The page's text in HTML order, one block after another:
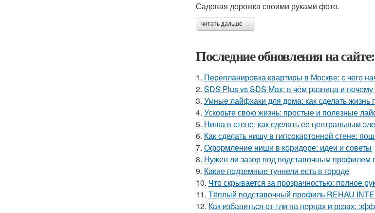
Садовая дорожка своими руками фото.
читать дальше →
Последние обновления на сайте:
1. Перепланировка квартиры в Москве: с чего
2. SDS Plus vs SDS Max: в чём разница и
3. Умные лайфхаки для дома: как сделать жизнь
4. Ускорьте свою жизнь: простые и полезные
5. Ниша в стене: как сделать её центральным
6. Как сделать нишу в гипсокартонной стене:
7. Оформление ниши в коридоре: идеи и советы
8. Нужен ли зазор под подставочным профилем
9. Какие подземные туннели есть в городе
10. Что скрывается за прозрачностью: полное
11. Тёплый подставочный профиль REHAU
12. Как избавиться от тли на перцах и розах: